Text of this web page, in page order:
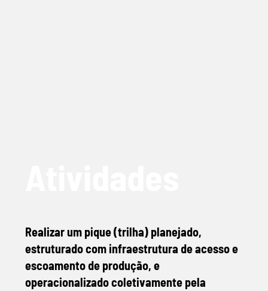
Realizar um pique (trilha) planejado,
estruturado com infraestrutura de acesso e
escoamento de produção, e
operacionalizado coletivamente pela